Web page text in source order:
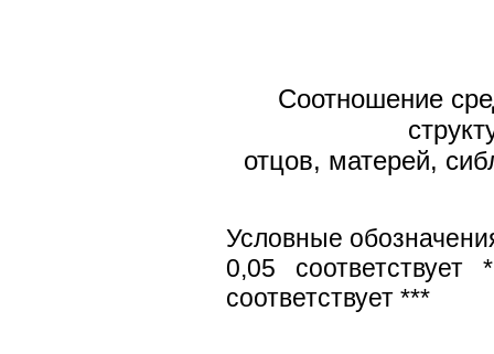
Соотношение
отцов, матерей,
Условные
0,05
соответствует ***